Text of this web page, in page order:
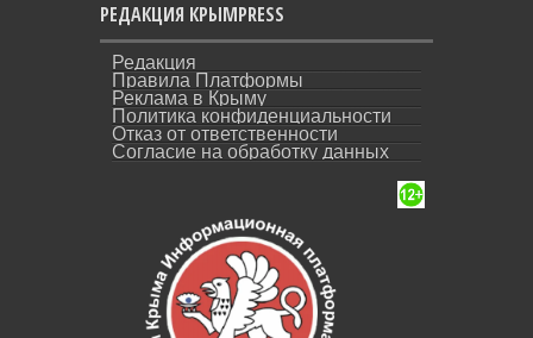
РЕДАКЦИЯ КРЫМPRESS
Редакция
Правила Платформы
Реклама в Крыму
Политика конфиденциальности
Отказ от ответственности
Согласие на обработку данных